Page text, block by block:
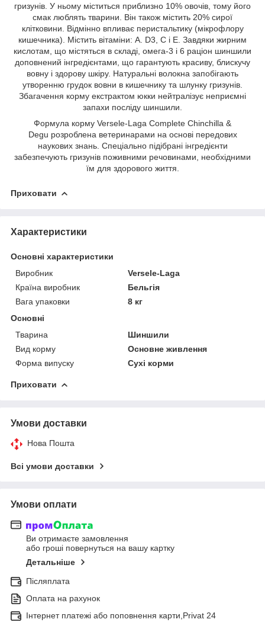
гризунів . У ньому міститься приблизно 10% овочів, тому його
смак люблять тварини. Він також містить 20% сирої
клітковини. Відмінно впливає перистальтику (мікрофлору
кишечника). Містить вітаміни: А. D3, С і Е. Завдяки жирним
кислотам, що містяться в складі, омега-3 і 6 раціон шиншили
доповнений інгредієнтами, що гарантують красиву, блискучу
вовну і здорову шкіру. Натуральні волокна запобігають
утворенню грудок вовни в кишечнику та шлунку гризунів.
Збагачення корму екстрактом юкки нейтралізує неприємні
запахи посліду шиншили.
Формула корму Versele-Laga Complete Chinchilla &
Degu розроблена ветеринарами на основі передових
наукових знань. Спеціально підібрані інгредієнти
забезпечують гризунів поживними речовинами, необхідними
їм для здорового життя.
Приховати
Характеристики
Основні характеристики
Виробник
Versele-Laga
Країна виробник
Бельгія
Вага упаковки
8 кг
Основні
Тварина
Шиншили
Вид корму
Основне живлення
Форма випуску
Сухі корми
Приховати
Умови доставки
Нова Пошта
Всі умови доставки
Умови оплати
Ви отримаєте замовлення
або гроші повернуться на вашу картку
Детальніше
Післяплата
Оплата на рахунок
Інтернет платежі або поповнення карти,Privat 24